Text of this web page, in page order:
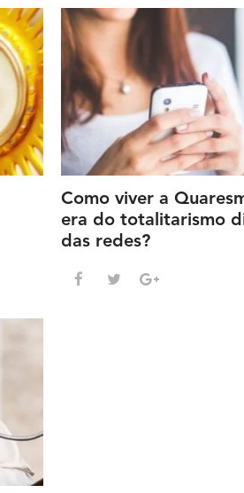
Como viver a
era do totalitarismo
das redes?